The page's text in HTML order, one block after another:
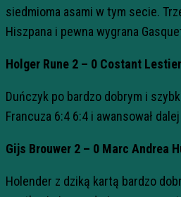
siedmioma asami w tym secie.
Hiszpana i pewna wygrana
Holger Rune 2 – 0 Costant
Duńczyk po bardzo dobrym i
Francuza 6:4 6:4 i awansował
Gijs Brouwer 2 – 0 Marc Andrea
Holender z dziką kartą bardzo